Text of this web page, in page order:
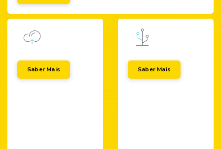
Saber Mais Saber Mais